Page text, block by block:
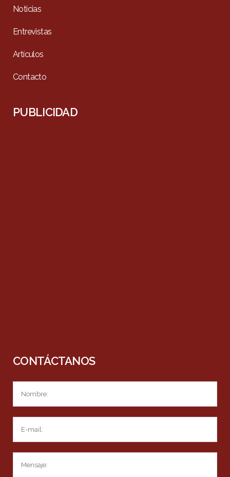
Noticias
Entrevistas
Artículos
Contacto
PUBLICIDAD
CONTÁCTANOS